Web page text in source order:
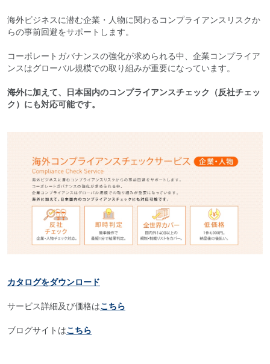
海外ビジネスに潜む企業・人物に関わるコンプライアンスリスクか
らの事前回避をサポートします。
コーポレートガバナンスの強化が求められる中、企業コンプライア
ンスはグローバル規模での取り組みが重要になっています。
海外に加えて、日本国内のコンプライアンスチェック（反社チェッ
ク）にも対応可能です。
カタログをダウンロード
サービス詳細及び価格はこちら
ブログサイトはこちら